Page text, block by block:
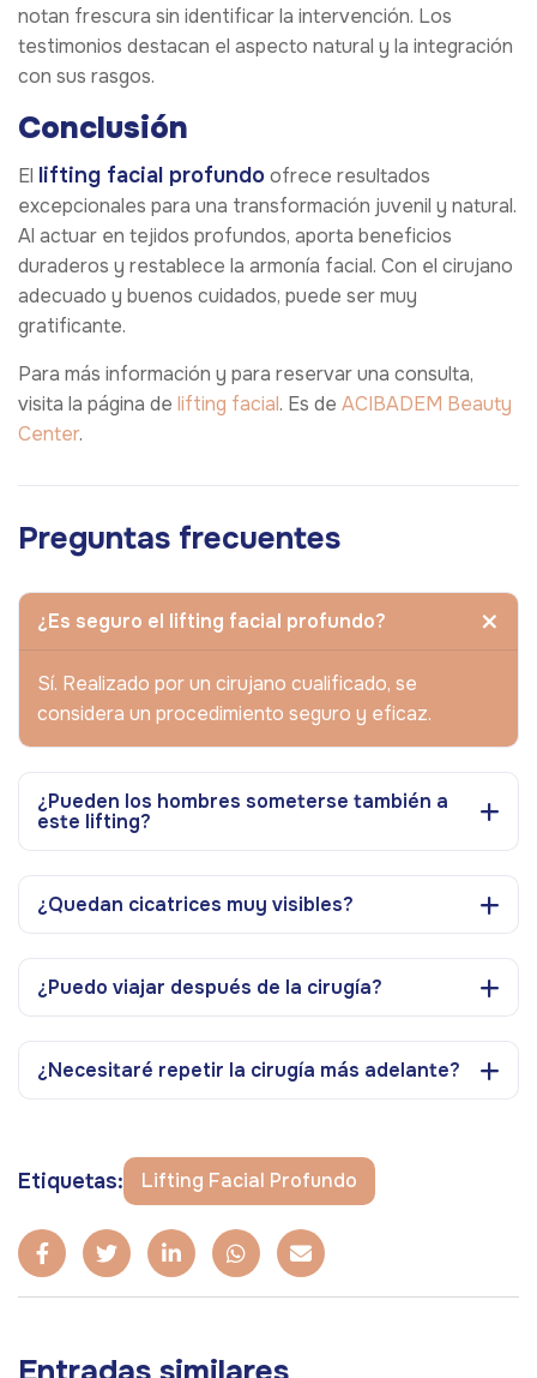
notan frescura sin identificar la intervención. Los
testimonios destacan el aspecto natural y la integración
con sus rasgos.
Conclusión
El lifting facial profundoofrece resultados
excepcionales para una transformación juvenil y natural.
Al actuar en tejidos profundos, aporta beneficios
duraderos y restablece la armonía facial. Con el cirujano
adecuado y buenos cuidados, puede ser muy
gratificante.
Para más información y para reservar una consulta,
visita la página de lifting facial. Es de ACIBADEM Beauty
Center.
Preguntas frecuentes
¿Es seguro el lifting facial profundo?
Sí. Realizado por un cirujano cualificado, se
considera un procedimiento seguro y eficaz.
¿Pueden los hombres someterse también a
este lifting?
¿Quedan cicatrices muy visibles?
¿Puedo viajar después de la cirugía?
¿Necesitaré repetir la cirugía más adelante?
Etiquetas: Lifting Facial Profundo